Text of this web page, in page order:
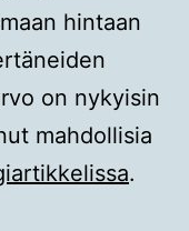
hintaan
on nykyisin
mahdollisia
.